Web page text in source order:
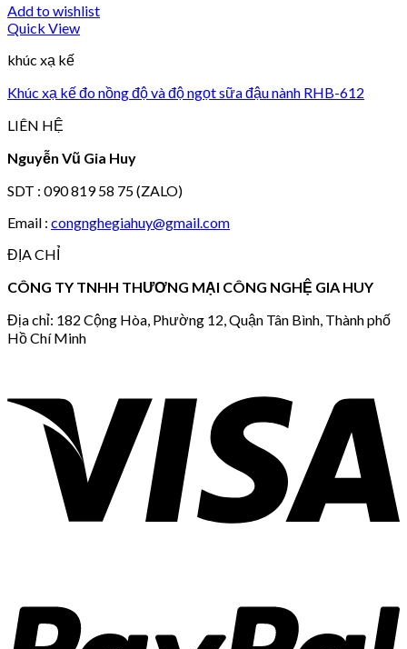
Add to wishlist
Quick View
khúc xạ kế
Khúc xạ kế đo nồng độ và độ ngọt sữa đậu nành RHB-612
LIÊN HỆ
Nguyễn Vũ Gia Huy
SDT : 090 819 58 75 (ZALO)
Email : congnghegiahuy@gmail.com
ĐỊA CHỈ
CÔNG TY TNHH THƯƠNG MẠI CÔNG NGHỆ GIA HUY
Địa chỉ: 182 Cộng Hòa, Phường 12, Quận Tân Bình, Thành phố
Hồ Chí Minh